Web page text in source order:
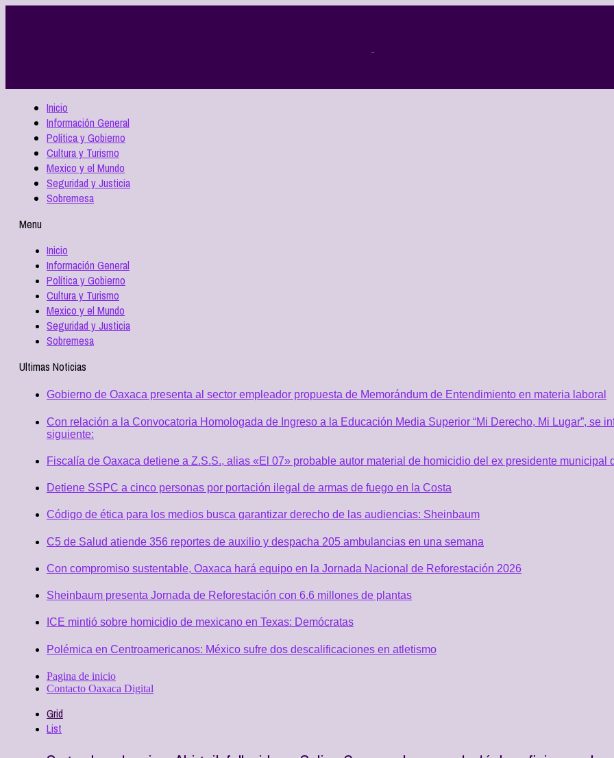
Inicio
Información General
Política y Gobierno
Cultura y Turismo
Mexico y el Mundo
Seguridad y Justicia
Sobremesa
Menu
Inicio
Información General
Política y Gobierno
Cultura y Turismo
Mexico y el Mundo
Seguridad y Justicia
Sobremesa
Ultimas Noticias
Gobierno de Oaxaca presenta al sector empleador propuesta de Memorándum de Entendimiento en materia laboral
Con relación a la Convocatoria Homologada de Ingreso a la Educación Media Superior “Mi Derecho, Mi Lugar”, se
siguiente:
Fiscalía de Oaxaca detiene a Z.S.S., alias «El 07» probable autor material de homicidio del ex presidente municipal
Detiene SSPC a cinco personas por portación ilegal de armas de fuego en la Costa
Código de ética para los medios busca garantizar derecho de las audiencias: Sheinbaum
C5 de Salud atiende 356 reportes de auxilio y despacha 205 ambulancias en una semana
Con compromiso sustentable, Oaxaca hará equipo en la Jornada Nacional de Reforestación 2026
Sheinbaum presenta Jornada de Reforestación con 6.6 millones de plantas
ICE mintió sobre homicidio de mexicano en Texas: Demócratas
Polémica en Centroamericanos: México sufre dos descalificaciones en atletismo
Pagina de inicio
Contacto Oaxaca Digital
Grid
List